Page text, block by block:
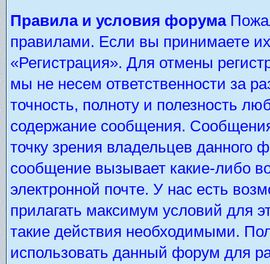
Правила и условия форума
правилами. Если вы принимаете
«Регистрация». Для отмены
мы не несем ответственности за
точность, полноту и полезность
содержание сообщения.
точку зрения владельцев
сообщение вызывает какие-либо
электронной почте. У нас есть
прилагать максимум условий для
такие действия необходимыми.
использовать данный форум для